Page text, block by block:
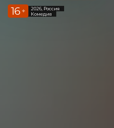
16 +
2026, Россия
Комедия